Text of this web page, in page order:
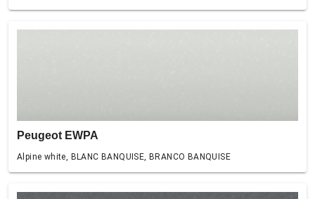
Peugeot EWPA
Alpine white, BLANC BANQUISE, BRANCO BANQUISE